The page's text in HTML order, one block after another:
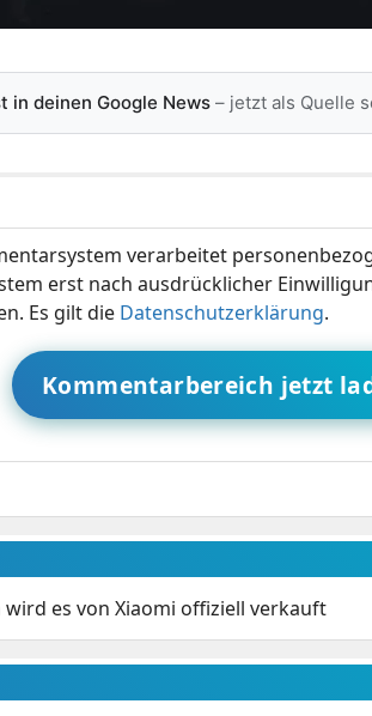
in deinen Google News– jetzt als Quelle
verarbeitet
erst nach ausdrücklicher
Es gilt die Datenschutzerklärung.
Kommentarbereich jetzt
es von Xiaomi offiziell verkauft